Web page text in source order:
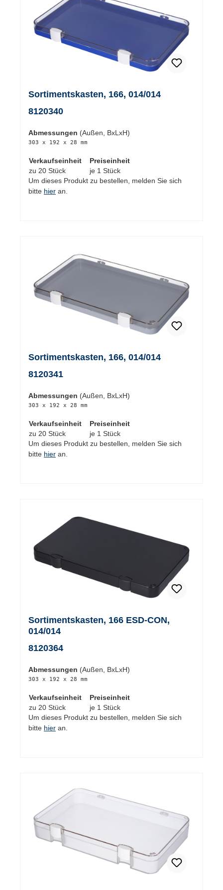
Sortimentskasten, 166, 014/014
8120340
Abmessungen (Außen, BxLxH)
303 x 192 x 28 mm
Verkaufseinheit
Preiseinheit
zu 20 Stück
je 1 Stück
Um dieses Produkt zu bestellen, melden Sie sich
bitte hier an.
Sortimentskasten, 166, 014/014
8120341
Abmessungen (Außen, BxLxH)
303 x 192 x 28 mm
Verkaufseinheit
Preiseinheit
zu 20 Stück
je 1 Stück
Um dieses Produkt zu bestellen, melden Sie sich
bitte hier an.
Sortimentskasten, 166 ESD-CON,
014/014
8120364
Abmessungen (Außen, BxLxH)
303 x 192 x 28 mm
Verkaufseinheit
Preiseinheit
zu 20 Stück
je 1 Stück
Um dieses Produkt zu bestellen, melden Sie sich
bitte hier an.